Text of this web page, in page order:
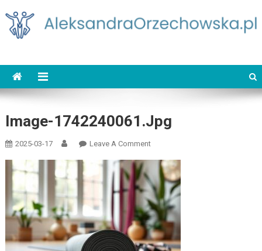
content
Image-1742240061.jpg
2025-03-17 Leave A CommentOn
1742240061.jpg